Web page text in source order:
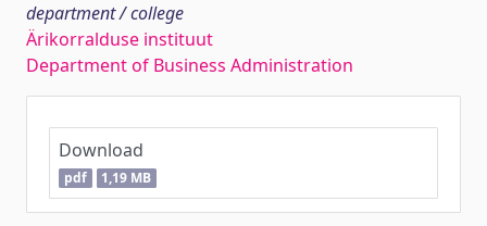
department / college
Ärikorralduse instituut
Department of Business Administration
Download
pdf 1,19 MB